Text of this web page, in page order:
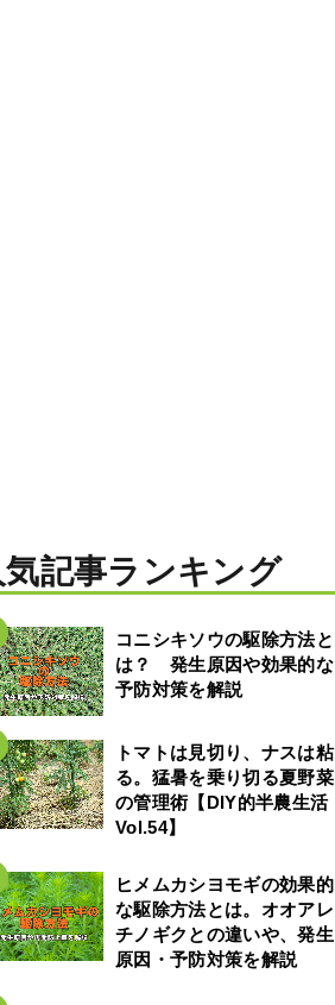
気記事ランキング
コニシキソウの駆除方法と
は？ 発生原因や効果的な
予防対策を解説
トマトは見切り、ナスは粘
る。猛暑を乗り切る夏野菜
の管理術【DIY的半農生活
Vol.54】
ヒメムカシヨモギの効果的
な駆除方法とは。オオアレ
チノギクとの違いや、発生
原因・予防対策を解説